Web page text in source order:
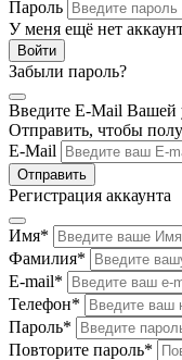
Пароль
У меня ещё нет
Забыли пароль?
Введите E-Mail Вашей
Отправить, чтобы
E-Mail
Регистрация аккаунта
Имя*
Фамилия*
E-mail*
Телефон*
Пароль*
Повторите пароль*